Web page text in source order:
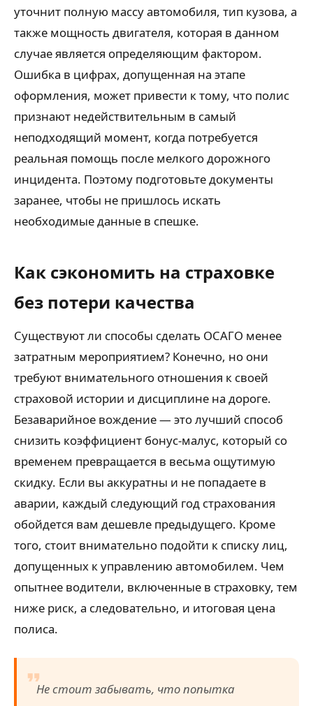
уточнит полную массу автомобиля, тип кузова, а
также мощность двигателя, которая в данном
случае является определяющим фактором.
Ошибка в цифрах, допущенная на этапе
оформления, может привести к тому, что полис
признают недействительным в самый
неподходящий момент, когда потребуется
реальная помощь после мелкого дорожного
инцидента. Поэтому подготовьте документы
заранее, чтобы не пришлось искать
необходимые данные в спешке.
Как сэкономить на страховке
без потери качества
Существуют ли способы сделать ОСАГО менее
затратным мероприятием? Конечно, но они
требуют внимательного отношения к своей
страховой истории и дисциплине на дороге.
Безаварийное вождение — это лучший способ
снизить коэффициент бонус-малус, который со
временем превращается в весьма ощутимую
скидку. Если вы аккуратны и не попадаете в
аварии, каждый следующий год страхования
обойдется вам дешевле предыдущего. Кроме
того, стоит внимательно подойти к списку лиц,
допущенных к управлению автомобилем. Чем
опытнее водители, включенные в страховку, тем
ниже риск, а следовательно, и итоговая цена
полиса.
Не стоит забывать, что попытка